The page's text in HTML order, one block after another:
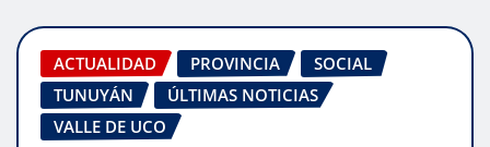
ACTUALIDAD PROVINCIA
SOCIAL
TUNUYÁN
ÚLTIMAS NOTICIAS
VALLE DE UCO